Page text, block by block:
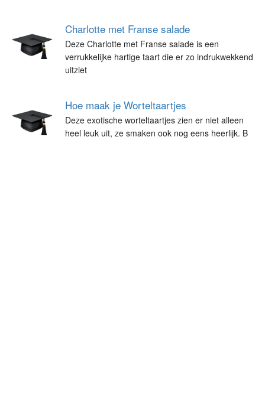
Charlotte met Franse salade
Deze Charlotte met Franse salade is een
verrukkelijke hartige taart die er zo indrukwekkend
uitziet
Hoe maak je Worteltaartjes
Deze exotische worteltaartjes zien er niet alleen
heel leuk uit, ze smaken ook nog eens heerlijk. B